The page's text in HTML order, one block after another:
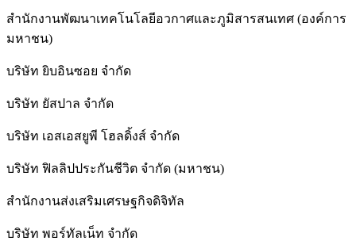
สำนักงานพัฒนาเทคโนโลยีอวกาศและภูมิสารสนเทศ (องค์การ
มหาชน)
บริษัท ยิบอินซอย จำกัด
บริษัท ยัสปาล จำกัด
บริษัท เอสเอสยูพี โฮลดิ้งส์ จำกัด
บริษัท ฟิลลิปประกันชีวิต จำกัด (มหาชน)
สํานักงานส่งเสริมเศรษฐกิจดิจิทัล
บริษัท พอร์ทัลเน็ท จำกัด